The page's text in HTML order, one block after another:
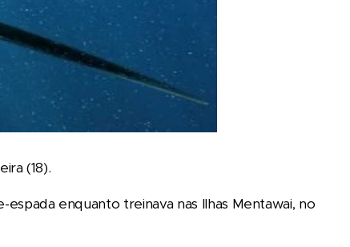
(18).
enquanto treinava nas Ilhas Mentawai, no